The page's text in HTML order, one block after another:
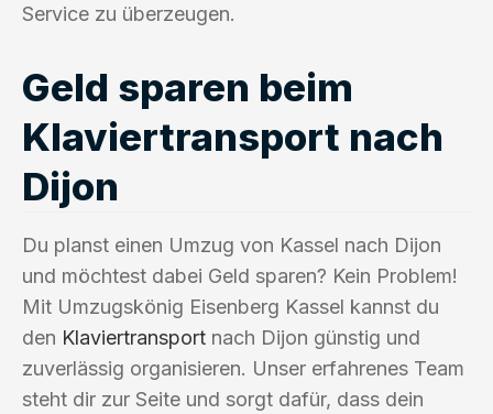
Service zu überzeugen.
Geld sparen beim
Klaviertransport nach
Dijon
Du planst einen Umzug von Kassel nach Dijon
und möchtest dabei Geld sparen? Kein Problem!
Mit Umzugskönig Eisenberg Kassel kannst du
den Klaviertransport nach Dijon günstig und
zuverlässig organisieren. Unser erfahrenes Team
steht dir zur Seite und sorgt dafür, dass dein